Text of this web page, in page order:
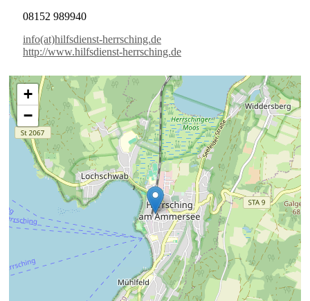
08152 989940
info(at)hilfsdienst-herrsching.de
http://www.hilfsdienst-herrsching.de
+
−